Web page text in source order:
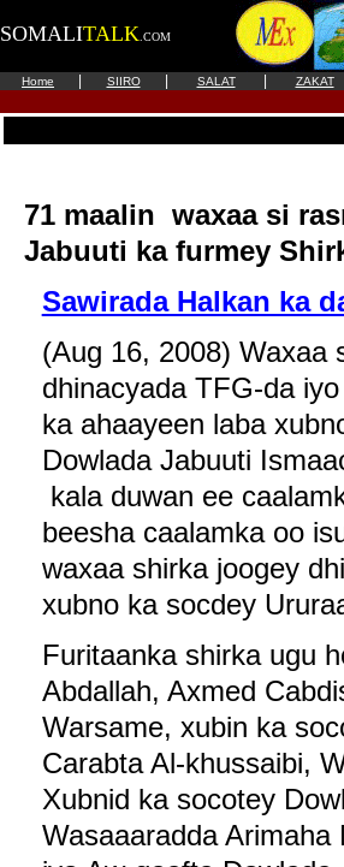
SOMALITALK .COM
Home SIIRO SALAT ZAKAT
71 maalin waxaa si
Jabuuti ka furmey
Sawirada Halkan ka
(Aug 16, 2008) Waxaa
dhinacyada TFG-da
ka ahaayeen laba
Dowlada Jabuuti
kala duwan ee
beesha caalamka oo
waxaa shirka joogey
xubno ka socdey
Furitaanka shirka ugu
Abdallah, Axmed
Warsame, xubin ka
Carabta Al-khussaibi,
Xubnid ka socotey
Wasaaaradda